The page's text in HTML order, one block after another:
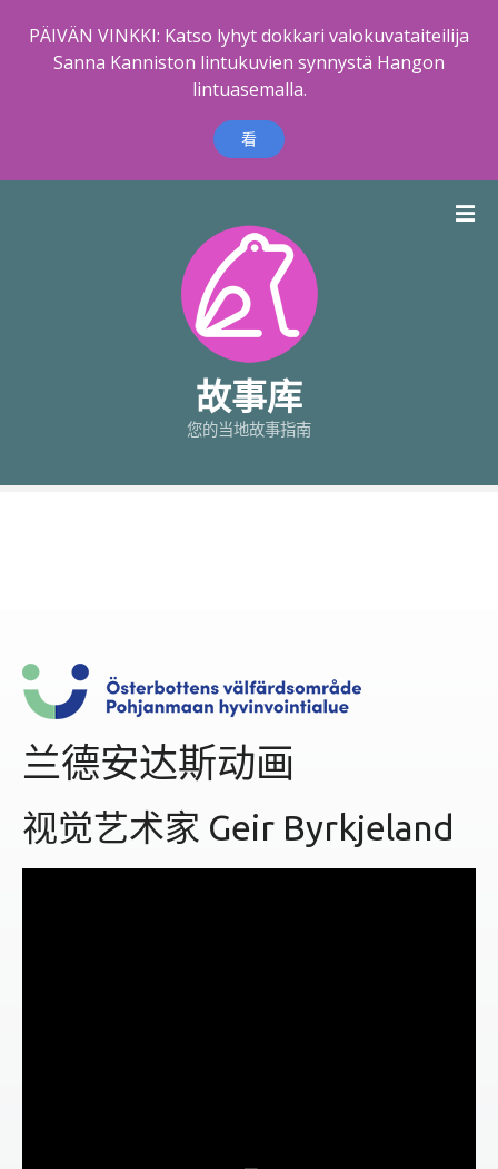
PÄIVÄN VINKKI: Katso lyhyt dokkari valokuvataiteilija
Sanna Kanniston lintukuvien synnystä Hangon
lintuasemalla.
看
故事库
您的当地故事指南
兰德安达斯动画
视觉艺术家 Geir Byrkjeland